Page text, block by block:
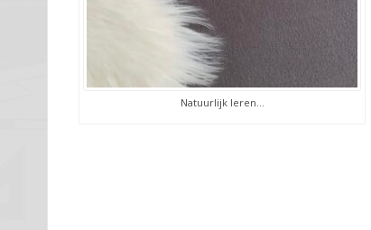
Natuurlijk leren…